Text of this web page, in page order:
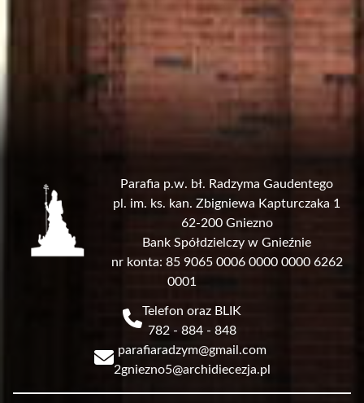
Parafia p.w. bł. Radzyma Gaudentego
pl. im. ks. kan. Zbigniewa Kapturczaka 1
62-200 Gniezno
Bank Spółdzielczy w Gnieźnie
nr konta: 85 9065 0006 0000 0000 6262
0001
Telefon oraz BLIK
782 - 884 - 848
parafiaradzym@gmail.com
2gniezno5@archidiecezja.pl